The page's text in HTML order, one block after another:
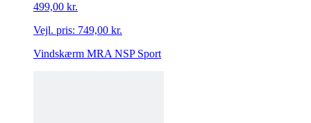
499,00 kr.
Vejl. pris: 749,00 kr.
Vindskærm MRA NSP Sport